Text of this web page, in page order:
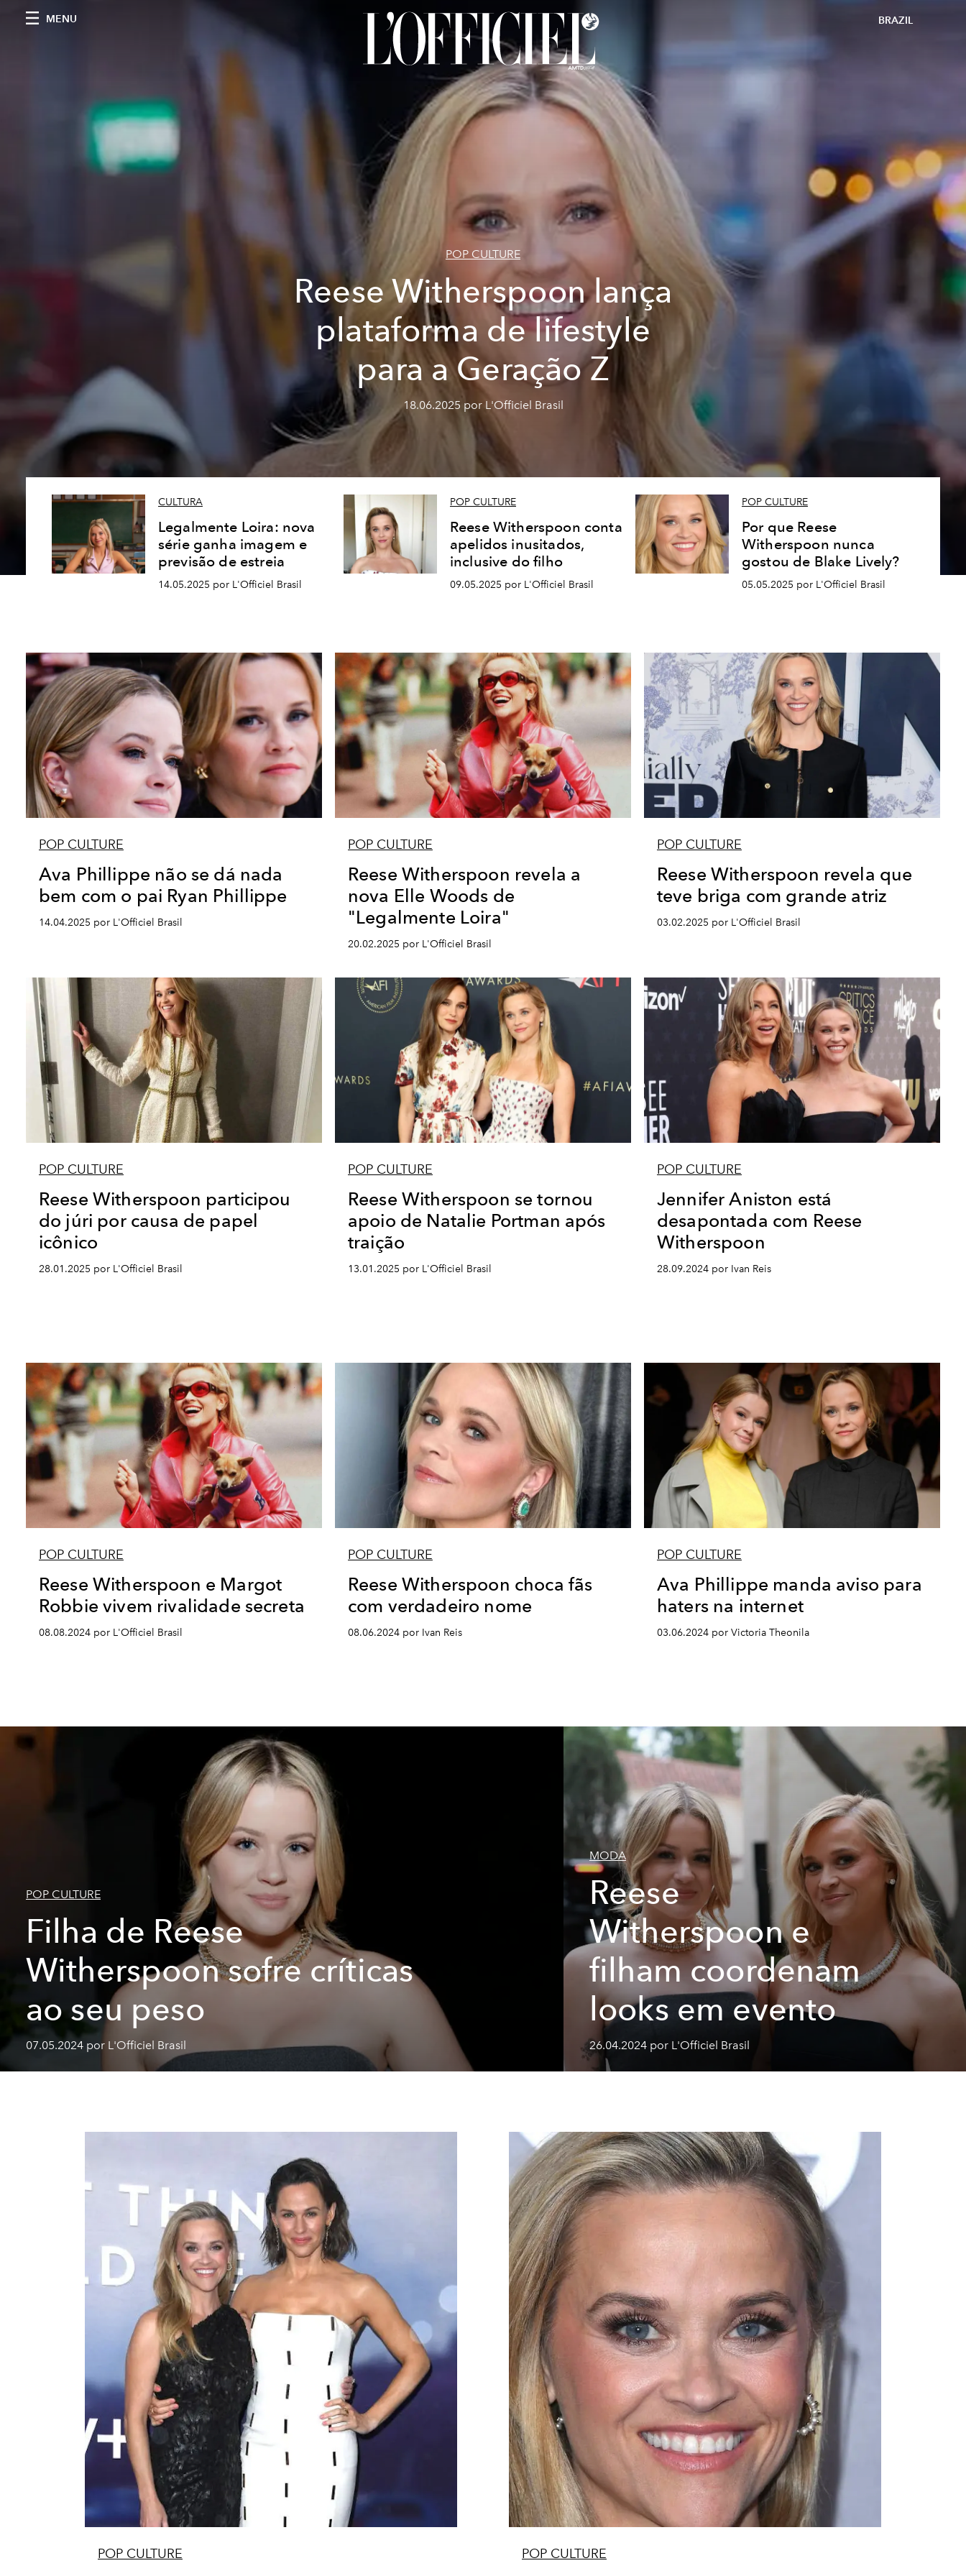
MENU BRAZIL
POP CULTURE
Reese Witherspoon lança
plataforma de lifestyle
para a Geração Z
18.06.2025 por L'Officiel Brasil
CULTURA
Legalmente Loira: nova
série ganha imagem e
previsão de estreia
14.05.2025 por L'Officiel Brasil
POP CULTURE
Reese Witherspoon conta
apelidos inusitados,
inclusive do filho
09.05.2025 por L'Officiel Brasil
POP CULTURE
Por que Reese
Witherspoon nunca
gostou de Blake Lively?
05.05.2025 por L'Officiel Brasil
POP CULTURE
Ava Phillippe não se dá nada
bem com o pai Ryan Phillippe
14.04.2025 por L'Officiel Brasil
POP CULTURE
Reese Witherspoon revela a
nova Elle Woods de
"Legalmente Loira"
20.02.2025 por L'Officiel Brasil
POP CULTURE
Reese Witherspoon revela que
teve briga com grande atriz
03.02.2025 por L'Officiel Brasil
POP CULTURE
Reese Witherspoon participou
do júri por causa de papel
icônico
28.01.2025 por L'Officiel Brasil
POP CULTURE
Reese Witherspoon se tornou
apoio de Natalie Portman após
traição
13.01.2025 por L'Officiel Brasil
POP CULTURE
Jennifer Aniston está
desapontada com Reese
Witherspoon
28.09.2024 por Ivan Reis
POP CULTURE
Reese Witherspoon e Margot
Robbie vivem rivalidade secreta
08.08.2024 por L'Officiel Brasil
POP CULTURE
Reese Witherspoon choca fãs
com verdadeiro nome
08.06.2024 por Ivan Reis
POP CULTURE
Ava Phillippe manda aviso para
haters na internet
03.06.2024 por Victoria Theonila
POP CULTURE
Filha de Reese
Witherspoon sofre críticas
ao seu peso
07.05.2024 por L'Officiel Brasil
MODA
Reese
Witherspoon e
filham coordenam
looks em evento
26.04.2024 por L'Officiel Brasil
POP CULTURE POP CULTURE